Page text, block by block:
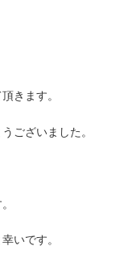
きます。
ございました。
いです。